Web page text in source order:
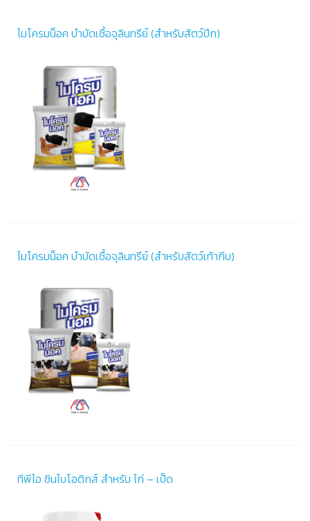
ไมโครมน็อค บำบัดเชื้อจุลินทรีย์ (สำหรับสัตว์ปีก)
ไมโครมน็อค บำบัดเชื้อจุลินทรีย์ (สำหรับสัตว์เท้ากีบ)
ทีพีไอ ซินไบโอติกส์ สำหรับ ไก่ – เป็ด